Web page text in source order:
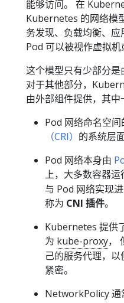
能够访问。 在
Kubernetes 的网络模
务发现、负载均衡、应
Pod 可以被视作虚拟机
这个模型只有少部分是
对于其他部分，
由外部组件提供，其中
Pod 网络命名空
（CRI） 的系统层
Pod 网络本身由
上，大多数容器运
与 Pod 网络实现
称为 CNI 插件。
Kubernetes 提供
为 kube-proxy，
己的服务代理，
紧密。
NetworkPolicy 通